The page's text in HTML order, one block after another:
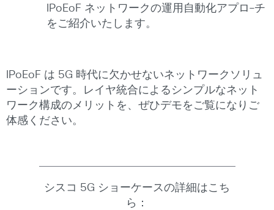
IPoEoF ネットワークの運用自動化アプロ―チ
をご紹介いたします。
IPoEoF は 5G 時代に欠かせないネットワークソリュ
ーションです。レイヤ統合によるシンプルなネット
ワーク構成のメリットを、ぜひデモをご覧になりご
体感ください。
シスコ 5G ショーケースの詳細はこち
ら：